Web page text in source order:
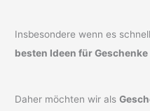
Insbesondere wenn es
besten Ideen für Geschenke
Daher möchten wir als